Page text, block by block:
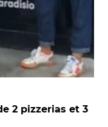
2 pizzerias et 3